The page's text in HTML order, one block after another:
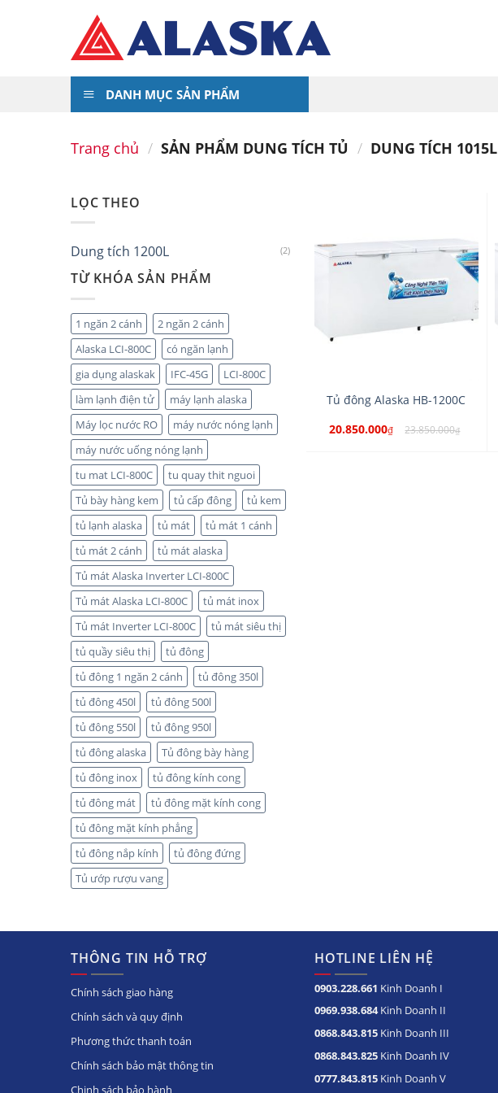
DANH MỤC SẢN PHẨM
Trang chủ / SẢN PHẨM DUNG TÍCH TỦ / DUNG TÍCH 1015L
LỌC THEO
Dung tích 1200L (2)
TỪ KHÓA SẢN PHẨM
1 ngăn 2 cánh
2 ngăn 2 cánh
Alaska LCI-800C
có ngăn lạnh
gia dụng alaskak
IFC-45G
LCI-800C
làm lạnh điện tử
máy lạnh alaska
Máy lọc nước RO
máy nước nóng lạnh
máy nước uống nóng lạnh
tu mat LCI-800C
tu quay thit nguoi
Tủ bày hàng kem
tủ cấp đông
tủ kem
tủ lạnh alaska
tủ mát
tủ mát 1 cánh
tủ mát 2 cánh
tủ mát alaska
Tủ mát Alaska Inverter LCI-800C
Tủ mát Alaska LCI-800C
tủ mát inox
Tủ mát Inverter LCI-800C
tủ mát siêu thị
tủ quầy siêu thị
tủ đông
tủ đông 1 ngăn 2 cánh
tủ đông 350l
tủ đông 450l
tủ đông 500l
tủ đông 550l
tủ đông 950l
tủ đông alaska
Tủ đông bày hàng
tủ đông inox
tủ đông kính cong
tủ đông mát
tủ đông mặt kính cong
tủ đông mặt kính phẳng
tủ đông nắp kính
tủ đông đứng
Tủ ướp rượu vang
Tủ đông Alaska HB-1200C
20.850.000₫ 23.850.000₫
THÔNG TIN HỖ TRỢ
Chính sách giao hàng
Chính sách và quy định
Phương thức thanh toán
Chính sách bảo mật thông tin
Chinh sách bảo hành
HOTLINE LIÊN HỆ
0903.228.661 Kinh Doanh I
0969.938.684Kinh Doanh II
0868.843.815 Kinh Doanh III
0868.843.825 Kinh Doanh IV
0777.843.815 Kinh Doanh V